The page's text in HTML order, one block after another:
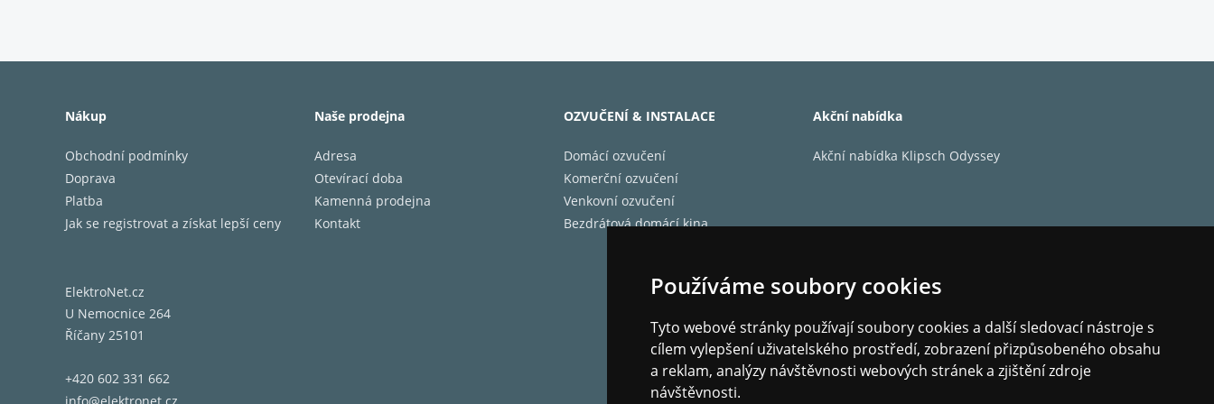
Používáme soubory cookies
Tyto webové stránky používají soubory cookies a další sledovací nástroje s
cílem vylepšení uživatelského prostředí, zobrazení přizpůsobeného obsahu
a reklam, analýzy návštěvnosti webových stránek a zjištění zdroje
návštěvnosti.
Nákup
Obchodní podmínky
Doprava
Platba
Jak se registrovat a získat lepší ceny
Naše prodejna
Adresa
Otevírací doba
Kamenná prodejna
Kontakt
OZVUČENÍ & INSTALACE
Domácí ozvučení
Komerční ozvučení
Venkovní ozvučení
Bezdrátová domácí kina
Akční nabídka
Akční nabídka Klipsch Odyssey
ElektroNet.cz
U Nemocnice 264
Říčany 25101
+420 602 331 662